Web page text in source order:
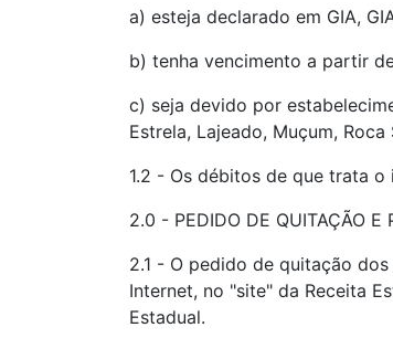
a) esteja declarado em GIA,
b) tenha vencimento a partir
c) seja devido por
Estrela, Lajeado, Muçum,
1.2 - Os débitos de que trata
2.0 - PEDIDO DE QUITAÇÃO E
2.1 - O pedido de quitação
Internet, no "site" da Receita
Estadual.